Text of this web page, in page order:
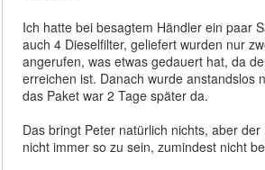
Ich hatte bei besagtem Händler ein paar
auch 4 Dieselfilter, geliefert wurden nur
angerufen, was etwas gedauert hat, da
erreichen ist. Danach wurde anstandslos
das Paket war 2 Tage später da.
Das bringt Peter natürlich nichts, aber
nicht immer so zu sein, zumindest nicht